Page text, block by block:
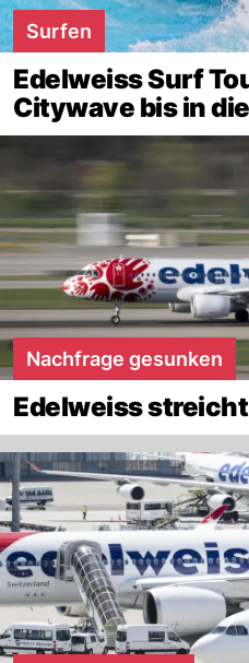
Surfen
Edelweiss Surf
Citywave bis in
Nachfrage gesunken
Edelweiss